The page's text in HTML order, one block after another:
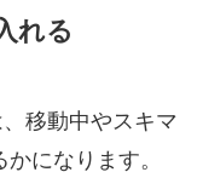
れる
移動中やスキマ
になります。